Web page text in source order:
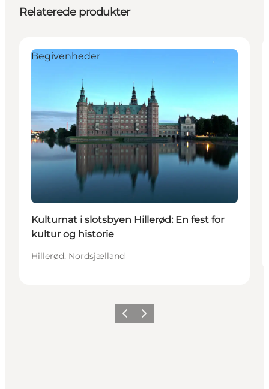
Relaterede produkter
Begivenheder
Kulturnat i slotsbyen Hillerød: En fest for
kultur og historie
Hillerød, Nordsjælland
ForrigeNæste